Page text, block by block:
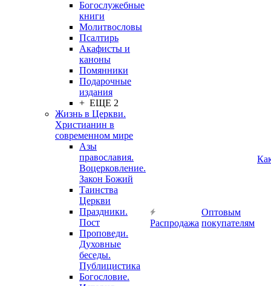
Богослужебные
книги
Молитвословы
Псалтирь
Акафисты и
каноны
Помянники
Подарочные
издания
+ ЕЩЕ 2
Жизнь в Церкви.
Христианин в
современном мире
Азы
православия.
Воцерковление.
Закон Божий
Таинства
Церкви
Праздники.
Пост
Проповеди.
Духовные
беседы.
Публицистика
Богословие.
Распродажа
Оптовым
покупателям